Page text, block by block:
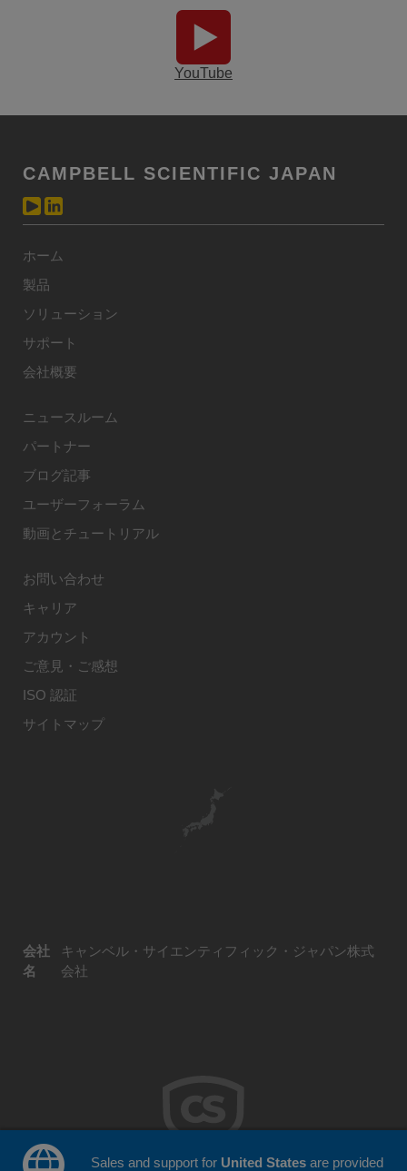
YouTube
CAMPBELL SCIENTIFIC JAPAN
ホーム
製品
ソリューション
サポート
会社概要
ニュースルーム
パートナー
ブログ記事
ユーザーフォーラム
動画とチュートリアル
お問い合わせ
キャリア
アカウント
ご意見・ご感想
ISO 認証
サイトマップ
会社
名
キャンベル・サイエンティフィック・ジャパン株式
会社
Sales and support for United Statesare provided